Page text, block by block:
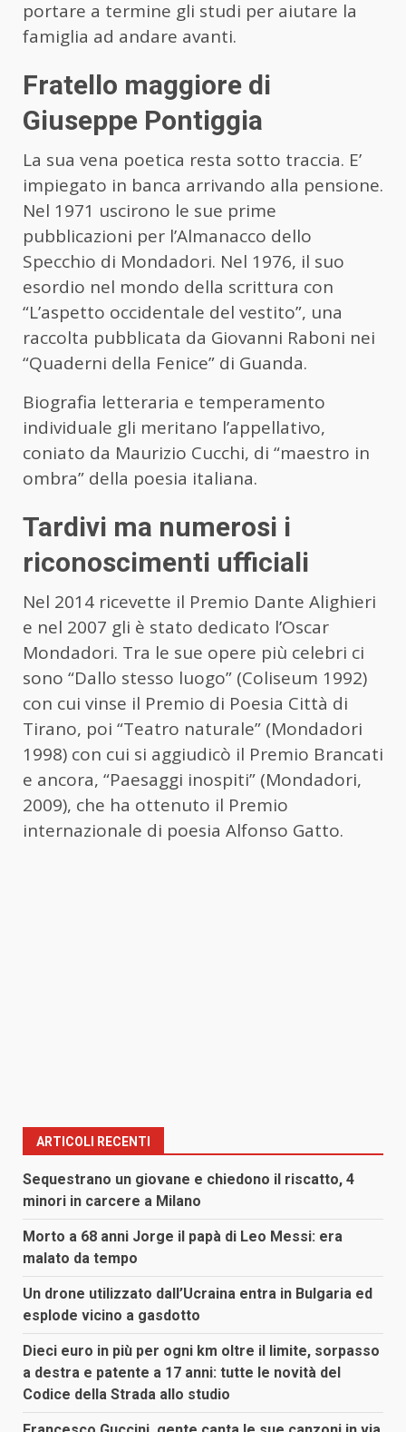
portare a termine gli studi per aiutare la
famiglia ad andare avanti.
Fratello maggiore di
Giuseppe Pontiggia
La sua vena poetica resta sotto traccia. E’
impiegato in banca arrivando alla pensione.
Nel 1971 uscirono le sue prime
pubblicazioni per l’Almanacco dello
Specchio di Mondadori. Nel 1976, il suo
esordio nel mondo della scrittura con
“L’aspetto occidentale del vestito”, una
raccolta pubblicata da Giovanni Raboni nei
“Quaderni della Fenice” di Guanda.
Biografia letteraria e temperamento
individuale gli meritano l’appellativo,
coniato da Maurizio Cucchi, di “maestro in
ombra” della poesia italiana.
Tardivi ma numerosi i
riconoscimenti ufficiali
Nel 2014 ricevette il Premio Dante Alighieri
e nel 2007 gli è stato dedicato l’Oscar
Mondadori. Tra le sue opere più celebri ci
sono “Dallo stesso luogo” (Coliseum 1992)
con cui vinse il Premio di Poesia Città di
Tirano, poi “Teatro naturale” (Mondadori
1998) con cui si aggiudicò il Premio Brancati
e ancora, “Paesaggi inospiti” (Mondadori,
2009), che ha ottenuto il Premio
internazionale di poesia Alfonso Gatto.
ARTICOLI RECENTI
Sequestrano un giovane e chiedono il riscatto, 4
minori in carcere a Milano
Morto a 68 anni Jorge il papà di Leo Messi: era
malato da tempo
Un drone utilizzato dall’Ucraina entra in Bulgaria ed
esplode vicino a gasdotto
Dieci euro in più per ogni km oltre il limite, sorpasso
a destra e patente a 17 anni: tutte le novità del
Codice della Strada allo studio